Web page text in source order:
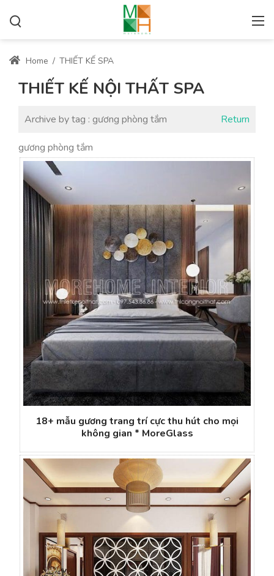
Home / THIẾT KẾ SPA
THIẾT KẾ NỘI THẤT SPA
Archive by tag : gương phòng tắm Return
gương phòng tắm
18+ mẫu gương trang trí cực thu hút cho mọi
không gian * MoreGlass